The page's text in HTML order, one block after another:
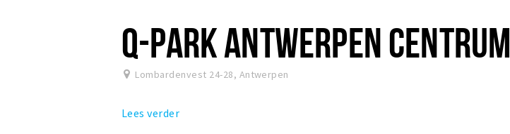
Q-PARK ANTWERPEN CENTRUM
Lombardenvest 24-28, Antwerpen
Lees verder